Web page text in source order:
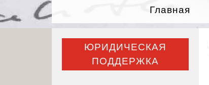
Главная
ЮРИДИЧЕСКАЯ
ПОДДЕРЖКА